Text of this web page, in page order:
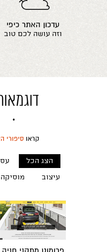
עדכון האתר כיפי
וזה עושה לכם טוב
קראו סיפורי
הצג הכל
עיצוב
מוסיקה